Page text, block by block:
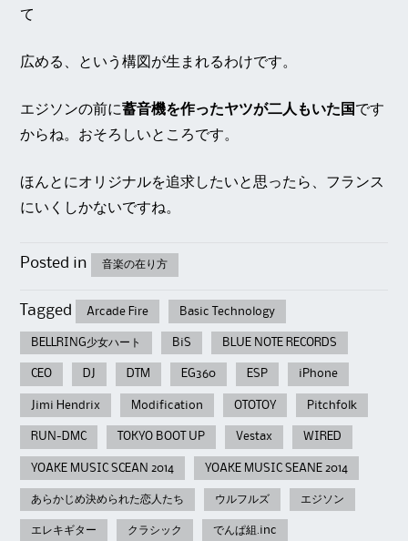
て
広める、という構図が生まれるわけです。
エジソンの前に蓄音機を作ったヤツが二人もいた国です
からね。おそろしいところです。
ほんとにオリジナルを追求したいと思ったら、フランス
にいくしかないですね。
Posted in 音楽の在り方
Tagged Arcade Fire Basic Technology
BELLRING少女ハート BiS BLUE NOTE RECORDS
CEO DJ DTM EG360 ESP iPhone
Jimi Hendrix Modification OTOTOY Pitchfolk
RUN-DMC TOKYO BOOT UP Vestax WIRED
YOAKE MUSIC SCEAN 2014 YOAKE MUSIC SEANE 2014
あらかじめ決められた恋人たち ウルフルズ エジソン
エレキギター クラシック でんぱ組.inc